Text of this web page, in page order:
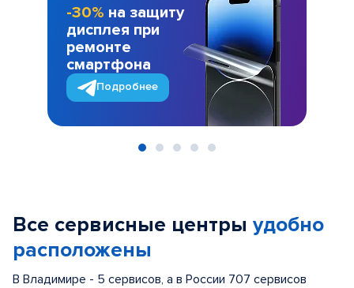
-30% на защиту
дисплея при
ремонте
смартфона
Подробнее
Все сервисные центры удобно
расположены
В Владимире - 5 сервисов, а в России 707 сервисов